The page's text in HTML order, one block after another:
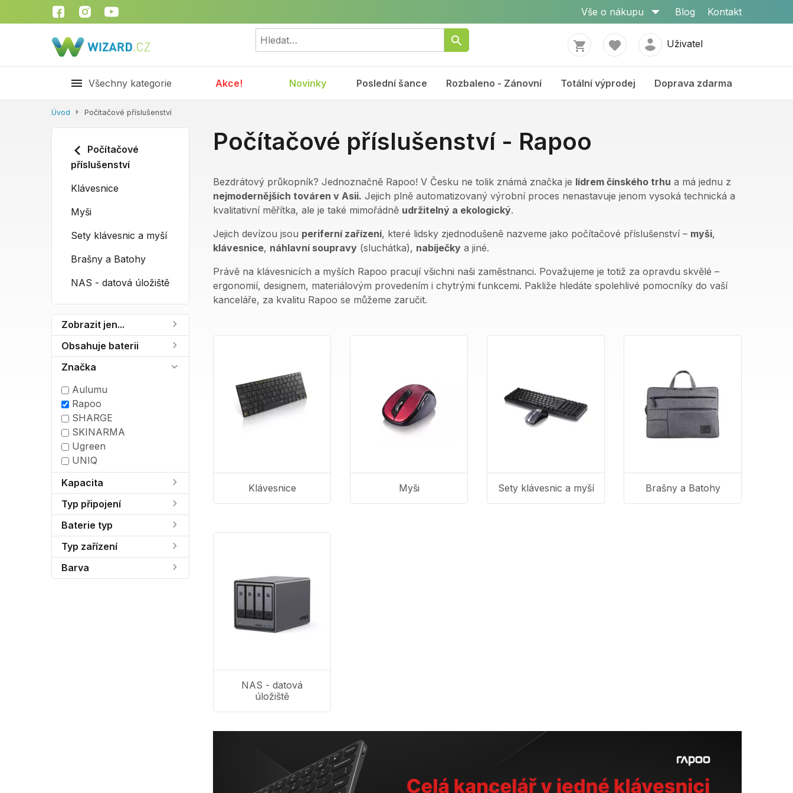
Vše o nákupu Blog Kontakt
Uživatel
Všechny kategorie Akce! Novinky Poslední šance Rozbaleno - Zánovní Totální výprodej Doprava zdarma
Úvod Počítačové příslušenství
Počítačové
příslušenství
Klávesnice
Myši
Sety klávesnic a myší
Brašny a Batohy
NAS - datová úložiště
Zobrazit jen...
Obsahuje baterii
Značka
Aulumu
Rapoo
SHARGE
SKINARMA
Ugreen
UNIQ
Kapacita
Typ připojení
Baterie typ
Typ zařízení
Barva
Počítačové příslušenství - Rapoo
Bezdrátový průkopník? Jednoznačně Rapoo! V Česku ne tolik známá značka je lídrem čínského trhu a má jednu z
nejmodernějších továren v Asii. Jejich plně automatizovaný výrobní proces nenastavuje jenom vysoká technická a
kvalitativní měřítka, ale je také mimořádně udržitelný a ekologický.
Jejich devízou jsou periferní zařízení, které lidsky zjednodušeně nazveme jako počítačové příslušenství – myši,
klávesnice, náhlavní soupravy (sluchátka), nabíječky a jiné.
Právě na klávesnicích a myších Rapoo pracují všichni naši zaměstnanci. Považujeme je totiž za opravdu skvělé –
ergonomií, designem, materiálovým provedením i chytrými funkcemi. Pakliže hledáte spolehlivé pomocníky do vaší
kanceláře, za kvalitu Rapoo se můžeme zaručit.
Klávesnice Myši Sety klávesnic a myší Brašny a Batohy
NAS - datová
úložiště